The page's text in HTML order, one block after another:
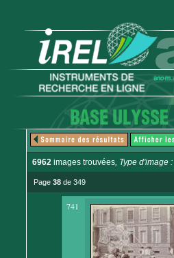
6962 images trouvées, Type d'image :
Page 38 de 349
741